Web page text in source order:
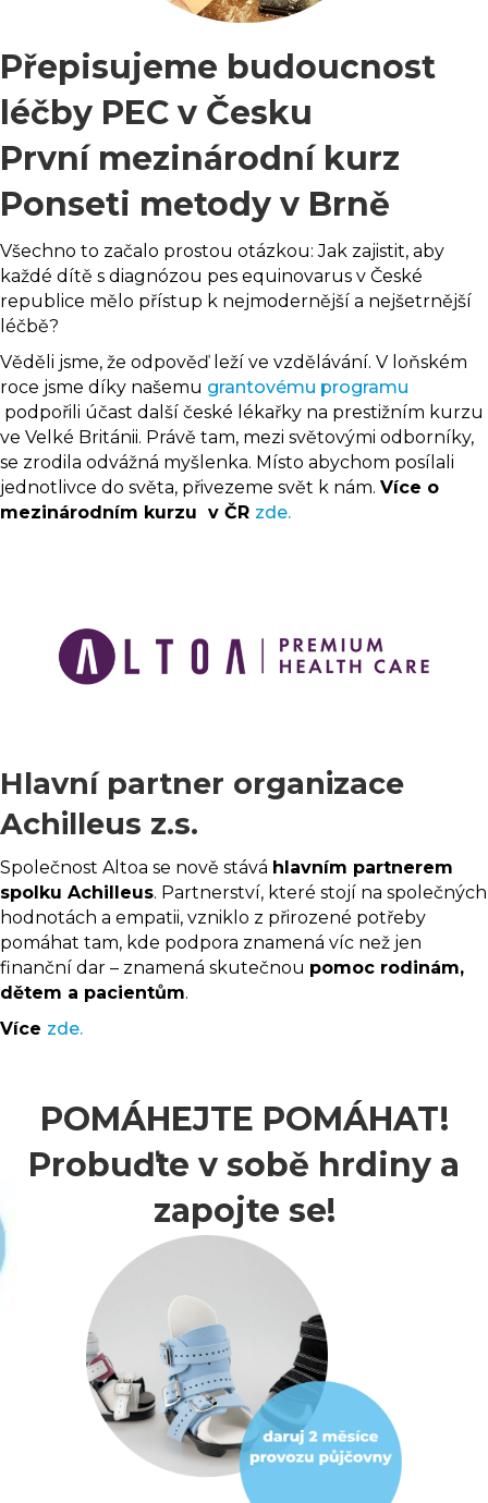
Přepisujeme budoucnost
léčby PEC v Česku
První mezinárodní kurz
Ponseti metody v Brně
Všechno to začalo prostou otázkou: Jak zajistit, aby
každé dítě s diagnózou pes equinovarus v České
republice mělo přístup k nejmodernější a nejšetrnější
léčbě?
Věděli jsme, že odpověď leží ve vzdělávání. V loňském
roce jsme díky našemu grantovému programu
podpořili účast další české lékařky na prestižním kurzu
ve Velké Británii. Právě tam, mezi světovými odborníky,
se zrodila odvážná myšlenka. Místo abychom posílali
jednotlivce do světa, přivezeme svět k nám. Více o
mezinárodním kurzu v ČR zde.
Hlavní partner organizace
Achilleus z.s.
Společnost Altoa se nově stává hlavním partnerem
spolku Achilleus. Partnerství, které stojí na společných
hodnotách a empatii, vzniklo z přirozené potřeby
pomáhat tam, kde podpora znamená víc než jen
finanční dar – znamená skutečnou pomoc rodinám,
dětem a pacientům.
Více zde.
POMÁHEJTE POMÁHAT!
Probuďte v sobě hrdiny a
zapojte se!